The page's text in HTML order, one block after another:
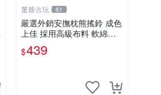
董爺古玩 61
嚴選外銷安撫枕熊搖鈴 成色
上佳 採用高級布料 軟綿適
合收藏 安心選購 安撫枕 熊
玩具 搖鈴
$439